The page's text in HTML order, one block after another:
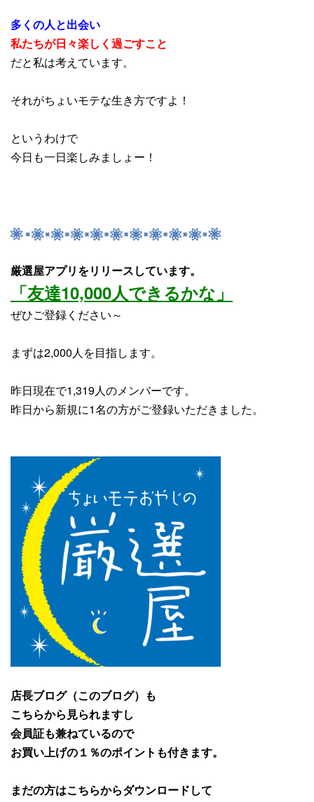
多くの人と出会い
私たちが日々楽しく過ごすこと
だと私は考えています。
それがちょいモテな生き方ですよ！
というわけで
今日も一日楽しみましょー！
厳選屋アプリをリリースしています。
「友達10,000人できるかな」
ぜひご登録ください～
まずは2,000人を目指します。
昨日現在で1,319人のメンバーです。
昨日から新規に1名の方がご登録いただきました。
店長ブログ（このブログ）も
こちらから見られますし
会員証も兼ねているので
お買い上げの１％のポイントも付きます。
まだの方はこちらからダウンロードして